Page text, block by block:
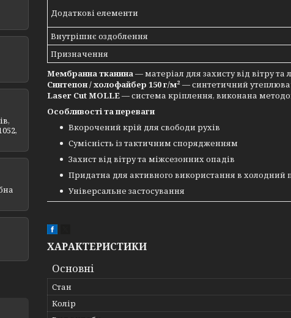
Додаткові елементи
Внутрішнє оздоблення
Призначення
Мембранна тканина— матеріал для захисту від вітру та
Синтепон / холофайбер 150 г/м²— синтетичний
Laser Cut MOLLE— система кріплення, виконана
Особливості та переваги
Вкорочений крій для свободи рухів
Сумісність із тактичним спорядженням
Захист від вітру та міжсезонних опадів
Придатна для активного використання в холодний
Універсальне застосування
ХАРАКТЕРИСТИКИ
Основні
Стан
Колір